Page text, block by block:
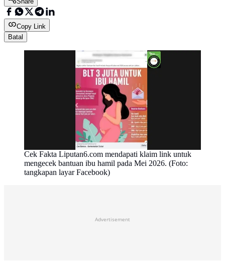
Copy Link
Batal
Cek Fakta Liputan6.com mendapati klaim link untuk
mengecek bantuan ibu hamil pada Mei 2026. (Foto:
tangkapan layar Facebook)
Advertisement